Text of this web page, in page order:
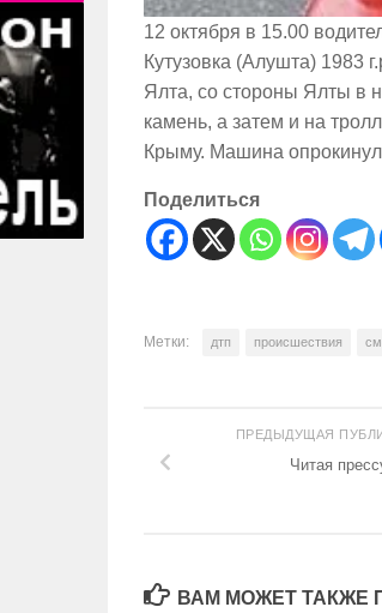
12 октября в 15.00
Кутузовка (Алушта) 1983
Ялта, со стороны Ялты в
камень, а затем и на
Крыму. Машина
Поделиться
Метки: дтп происшествия
ПРЕДЫДУЩАЯ
Читая
ВАМ МОЖЕТ ТАКЖЕ